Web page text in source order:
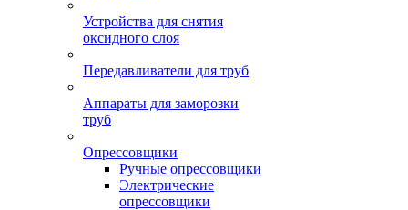
Устройства для снятия
оксидного слоя
Передавливатели для труб
Аппараты для заморозки
труб
Опрессовщики
Ручные опрессовщики
Электрические
опрессовщики